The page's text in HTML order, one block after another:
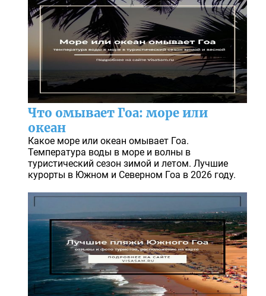
Что омывает Гоа: море или
океан
Какое море или океан омывает Гоа.
Температура воды в море и волны в
туристический сезон зимой и летом. Лучшие
курорты в Южном и Северном Гоа в 2026 году.